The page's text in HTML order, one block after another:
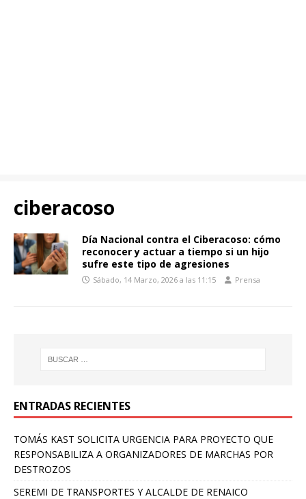
ciberacoso
Día Nacional contra el Ciberacoso: cómo
reconocer y actuar a tiempo si un hijo
sufre este tipo de agresiones
Sábado, 14 Marzo, 2026 a las 11:15 Prensa
ENTRADAS RECIENTES
TOMÁS KAST SOLICITA URGENCIA PARA PROYECTO QUE
RESPONSABILIZA A ORGANIZADORES DE MARCHAS POR
DESTROZOS
SEREMI DE TRANSPORTES Y ALCALDE DE RENAICO